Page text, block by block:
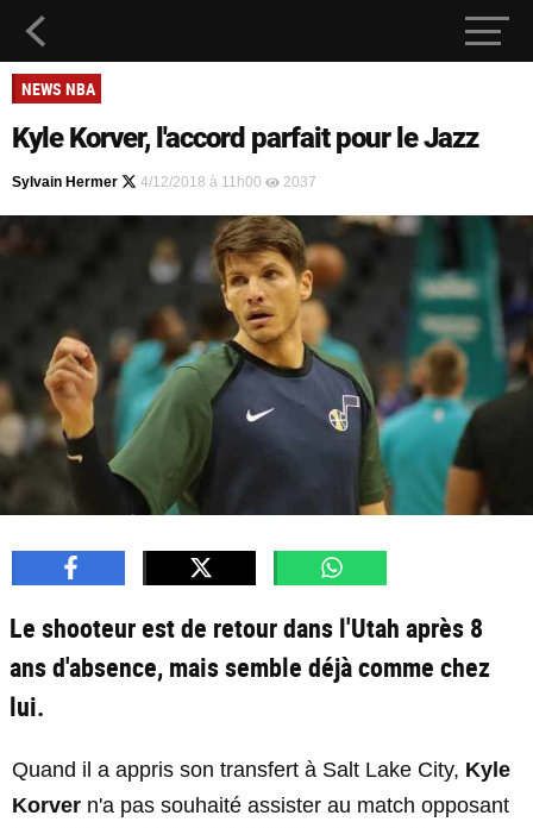
NEWS NBA
Kyle Korver, l'accord parfait pour le Jazz
Sylvain Hermer 4/12/2018 à 11h00 2037
Le shooteur est de retour dans l'Utah après 8
ans d'absence, mais semble déjà comme chez
lui.
Quand il a appris son transfert à Salt Lake City, Kyle
Korver n'a pas souhaité assister au match opposant